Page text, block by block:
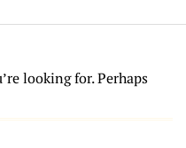
looking for. Perhaps